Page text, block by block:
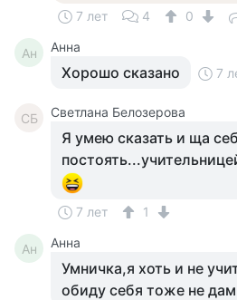
7 лет 4 0
Ан Анна
Хорошо сказано 7
СБ Светлана Белозерова
Я умею сказать и ща
7 лет 1
Ан Анна
Умничка,я хоть и не
обиду себя тоже не дам